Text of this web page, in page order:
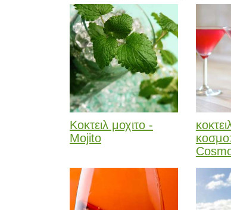
Κοκτειλ μοχιτο -
Mojito